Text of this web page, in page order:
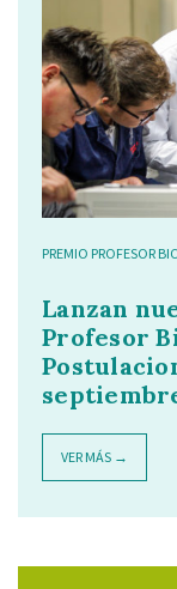
PREMIO PROFESOR
Lanzan
Profesor
VER MÁS →